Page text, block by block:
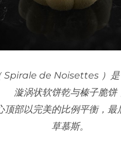
Spirale de Noisettes ）是
漩涡状软饼乾与榛子脆饼
顶部以完美的比例平衡，最
草慕斯。